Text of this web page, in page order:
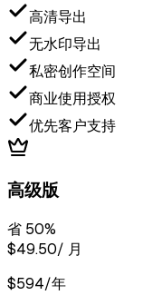
高清导出
无水印导出
私密创作空间
商业使用授权
优先客户支持
高级版
省 50%
$49.50/ 月
$594/年